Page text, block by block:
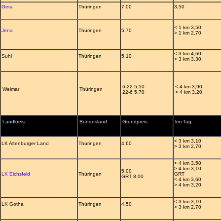
Gera Thüringen 7,00 3,50
Jena Thüringen 5,70
< 1 km 3,50
> 1 km 2,70
Suhl Thüringen 5,10
< 3 km 4,60
> 3 km 3,30
Weimar Thüringen
6-22 5,50
22-6 5,70
< 4 km 3,90
> 4 km 3,20
Landkreis Bundesland Grundpreis km Tag
LK Altenburger Land Thüringen 4,60
< 3 km 3,10
> 3 km 2,70
LK Eichsfeld Thüringen
5,00
GRT 8,00
< 4 km 3,50
> 4 km 3,10
GRT
< 4 km 3,60
> 4 km 3,20
LK Gotha Thüringen 4,50
< 3 km 3,10
> 3 km 2,70